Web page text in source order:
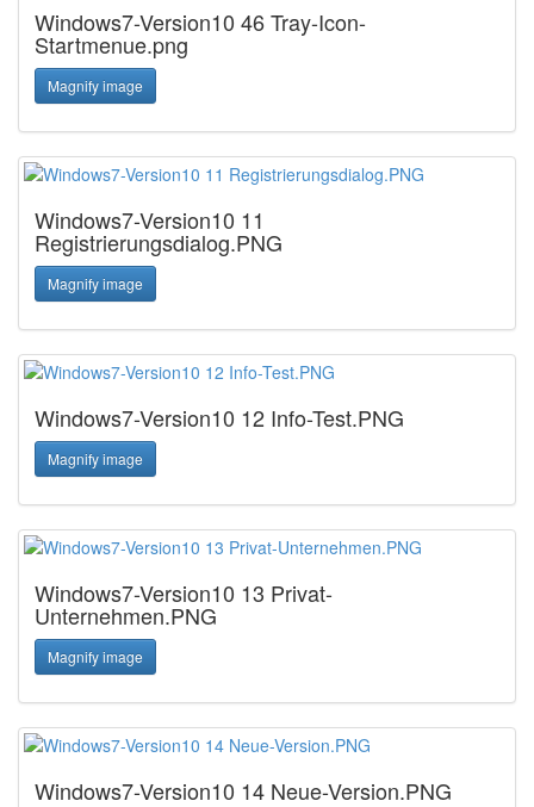
Windows7-Version10 46 Tray-Icon-
Startmenue.png
Magnify image
Windows7-Version10 11
Registrierungsdialog.PNG
Magnify image
Windows7-Version10 12 Info-Test.PNG
Magnify image
Windows7-Version10 13 Privat-
Unternehmen.PNG
Magnify image
Windows7-Version10 14 Neue-Version.PNG